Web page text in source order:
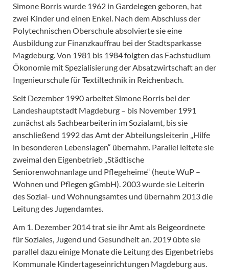
Simone Borris wurde 1962 in Gardelegen geboren, hat
zwei Kinder und einen Enkel. Nach dem Abschluss der
Polytechnischen Oberschule absolvierte sie eine
Ausbildung zur Finanzkauffrau bei der Stadtsparkasse
Magdeburg. Von 1981 bis 1984 folgten das Fachstudium
Ökonomie mit Spezialisierung der Absatzwirtschaft an der
Ingenieurschule für Textiltechnik in Reichenbach.
Seit Dezember 1990 arbeitet Simone Borris bei der
Landeshauptstadt Magdeburg – bis November 1991
zunächst als Sachbearbeiterin im Sozialamt, bis sie
anschließend 1992 das Amt der Abteilungsleiterin „Hilfe
in besonderen Lebenslagen“ übernahm. Parallel leitete sie
zweimal den Eigenbetrieb „Städtische
Seniorenwohnanlage und Pflegeheime“ (heute WuP –
Wohnen und Pflegen gGmbH). 2003 wurde sie Leiterin
des Sozial- und Wohnungsamtes und übernahm 2013 die
Leitung des Jugendamtes.
Am 1. Dezember 2014 trat sie ihr Amt als Beigeordnete
für Soziales, Jugend und Gesundheit an. 2019 übte sie
parallel dazu einige Monate die Leitung des Eigenbetriebs
Kommunale Kindertageseinrichtungen Magdeburg aus.